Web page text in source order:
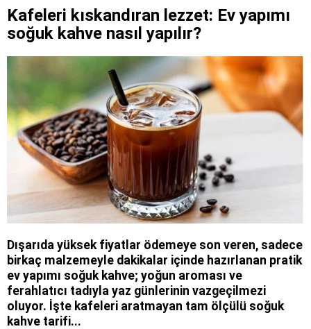
Kafeleri kıskandıran lezzet: Ev yapımı
soğuk kahve nasıl yapılır?
Dışarıda yüksek fiyatlar ödemeye son veren, sadece
birkaç malzemeyle dakikalar içinde hazırlanan pratik
ev yapımı soğuk kahve; yoğun aroması ve
ferahlatıcı tadıyla yaz günlerinin vazgeçilmezi
oluyor. İşte kafeleri aratmayan tam ölçülü soğuk
kahve tarifi...